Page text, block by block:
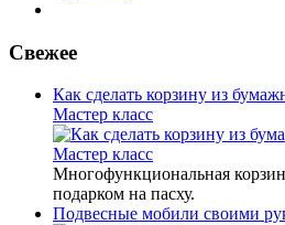
Свежее
Как сделать корзину из
Мастер класс
Многофункциональная
подарком на пасху.
Подвесные мобили своими